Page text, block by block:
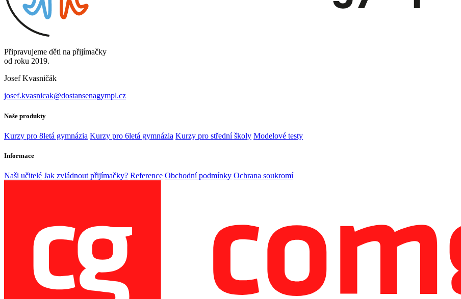
Připravujeme děti na přijímačky
od roku 2019.
Josef Kvasničák
josef.kvasnicak@dostansenagympl.cz
Naše produkty
Kurzy pro 8letá gymnázia Kurzy pro 6letá gymnázia Kurzy pro střední školy Modelové testy
Informace
Naši učitelé Jak zvládnout přijímačky? Reference Obchodní podmínky Ochrana soukromí